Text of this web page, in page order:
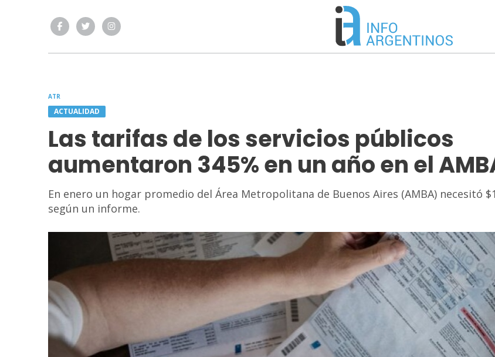
ATR
ACTUALIDAD
Las tarifas de los servicios públicos
aumentaron 345% en un año en el
En enero un hogar promedio del Área Metropolitana de Buenos Aires (AMBA) necesitó
según un informe.